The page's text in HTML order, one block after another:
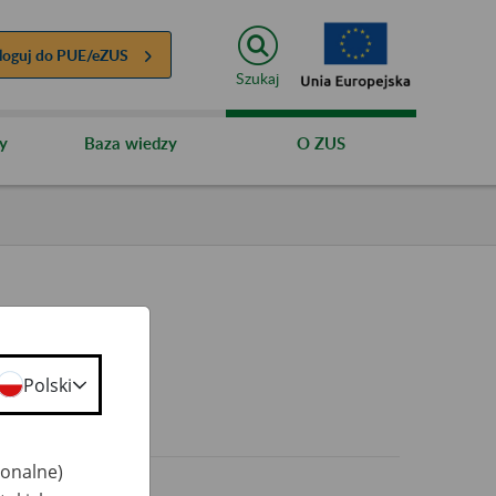
do PUE/eZUS
Szukaj
Baza wiedzy O ZUS
Polski